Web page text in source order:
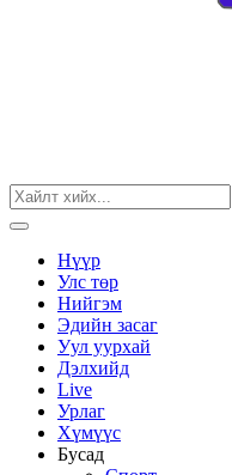
Нүүр
Улс төр
Нийгэм
Эдийн засаг
Уул уурхай
Дэлхийд
Live
Урлаг
Хүмүүс
Бусад